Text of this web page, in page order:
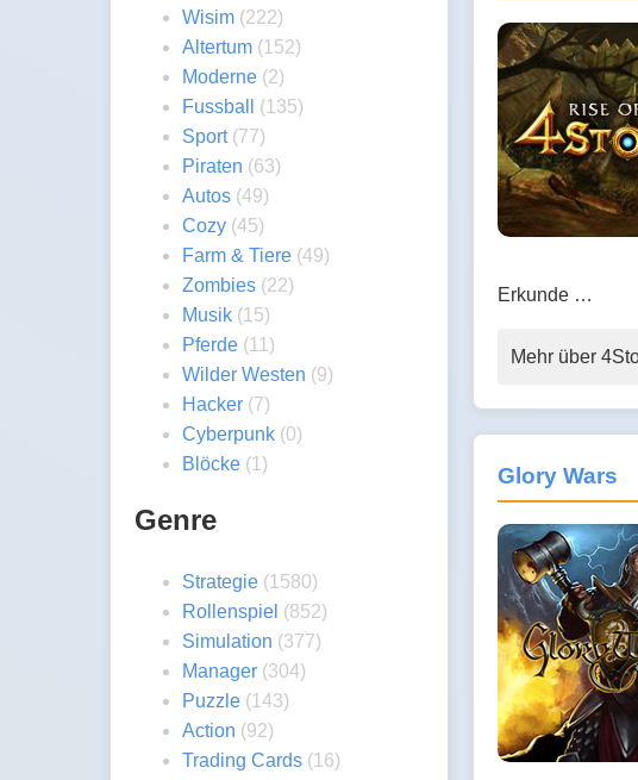
Wisim (222)
Altertum (152)
Moderne (2)
Fussball
(135)
Sport(77)
Piraten (63)
Autos (49)
Cozy (45)
Farm & Tiere (49)
Zombies (22)
Musik (15)
Pferde (11)
Wilder Westen (9)
Hacker (7)
Cyberpunk (0)
Blöcke (1)
Genre
Strategie (1580)
Rollenspiel (852)
Simulation (377)
Manager (304)
Puzzle (143)
Action (92)
Trading Cards (16)
Erkunde …
Mehr über
Glory Wars